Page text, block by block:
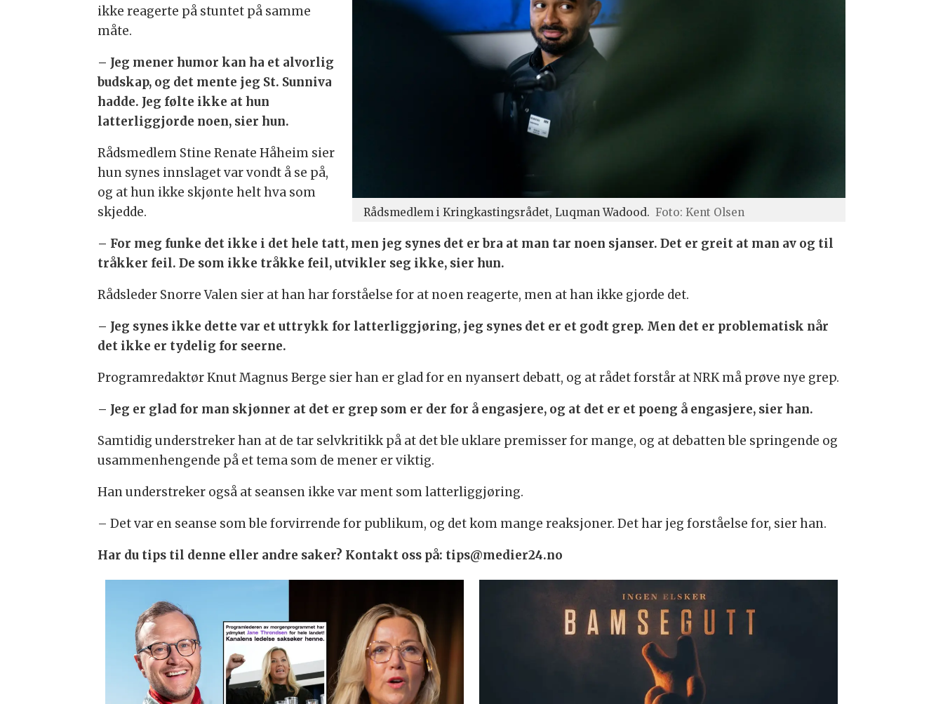
Rådsmedlem i Kringkastingsrådet, Luqman Wadood. Foto: Kent Olsen
ikke reagerte på stuntet på samme
måte.
– Jeg mener humor kan ha et alvorlig
budskap, og det mente jeg St. Sunniva
hadde. Jeg følte ikke at hun
latterliggjorde noen, sier hun.
Rådsmedlem Stine Renate Håheim sier
hun synes innslaget var vondt å se på,
og at hun ikke skjønte helt hva som
skjedde.
– For meg funke det ikke i det hele tatt, men jeg synes det er bra at man tar noen sjanser. Det er greit at man av og til
tråkker feil. De som ikke tråkke feil, utvikler seg ikke, sier hun.
Rådsleder Snorre Valen sier at han har forståelse for at noen reagerte, men at han ikke gjorde det.
– Jeg synes ikke dette var et uttrykk for latterliggjøring, jeg synes det er et godt grep. Men det er problematisk når
det ikke er tydelig for seerne.
Programredaktør Knut Magnus Berge sier han er glad for en nyansert debatt, og at rådet forstår at NRK må prøve nye grep.
– Jeg er glad for man skjønner at det er grep som er der for å engasjere, og at det er et poeng å engasjere, sier han.
Samtidig understreker han at de tar selvkritikk på at det ble uklare premisser for mange, og at debatten ble springende og
usammenhengende på et tema som de mener er viktig.
Han understreker også at seansen ikke var ment som latterliggjøring.
– Det var en seanse som ble forvirrende for publikum, og det kom mange reaksjoner. Det har jeg forståelse for, sier han.
Har du tips til denne eller andre saker? Kontakt oss på: tips@medier24.no